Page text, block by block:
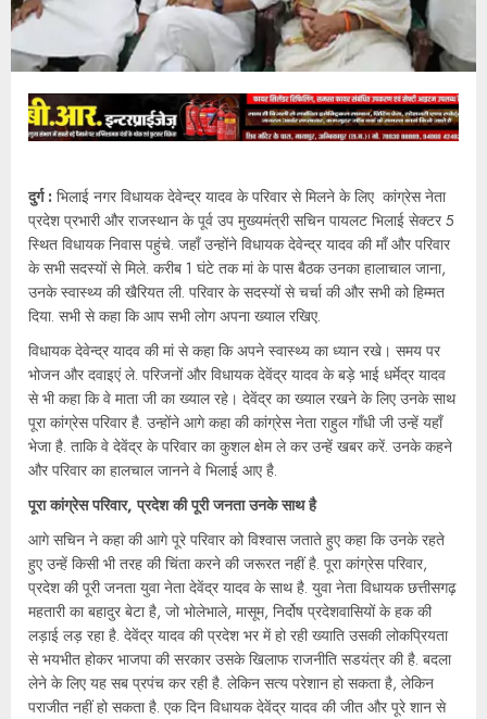
दुर्ग : भिलाई नगर विधायक देवेन्द्र यादव के परिवार से मिलने के लिए कांग्रेस नेता
प्रदेश प्रभारी और राजस्थान के पूर्व उप मुख्यमंत्री सचिन पायलट भिलाई सेक्टर 5
स्थित विधायक निवास पहुंचे. जहाँ उन्होंने विधायक देवेन्द्र यादव की माँ और परिवार
के सभी सदस्यों से मिले. करीब 1 घंटे तक मां के पास बैठक उनका हालाचाल जाना,
उनके स्वास्थ्य की खैरियत ली. परिवार के सदस्यों से चर्चा की और सभी को हिम्मत
दिया. सभी से कहा कि आप सभी लोग अपना ख्याल रखिए.
विधायक देवेन्द्र यादव की मां से कहा कि अपने स्वास्थ्य का ध्यान रखे। समय पर
भोजन और दवाइएं ले. परिजनों और विधायक देवेंद्र यादव के बड़े भाई धर्मेद्र यादव
से भी कहा कि वे माता जी का ख्याल रहे। देवेंद्र का ख्याल रखने के लिए उनके साथ
पूरा कांग्रेस परिवार है. उन्होंने आगे कहा की कांग्रेस नेता राहुल गाँधी जी उन्हें यहाँ
भेजा है. ताकि वे देवेंद्र के परिवार का कुशल क्षेम ले कर उन्हें खबर करें. उनके कहने
और परिवार का हालचाल जानने वे भिलाई आए है.
पूरा कांग्रेस परिवार, प्रदेश की पूरी जनता उनके साथ है
आगे सचिन ने कहा की आगे पूरे परिवार को विश्वास जताते हुए कहा कि उनके रहते
हुए उन्हें किसी भी तरह की चिंता करने की जरूरत नहीं है. पूरा कांग्रेस परिवार,
प्रदेश की पूरी जनता युवा नेता देवेंद्र यादव के साथ है. युवा नेता विधायक छत्तीसगढ़
महतारी का बहादुर बेटा है, जो भोलेभाले, मासूम, निर्दोष प्रदेशवासियों के हक की
लड़ाई लड़ रहा है. देवेंद्र यादव की प्रदेश भर में हो रही ख्याति उसकी लोकप्रियता
से भयभीत होकर भाजपा की सरकार उसके खिलाफ राजनीति सडयंत्र की है. बदला
लेने के लिए यह सब प्रपंच कर रही है. लेकिन सत्य परेशान हो सकता है, लेकिन
पराजीत नहीं हो सकता है. एक दिन विधायक देवेंद्र यादव की जीत और पूरे शान से